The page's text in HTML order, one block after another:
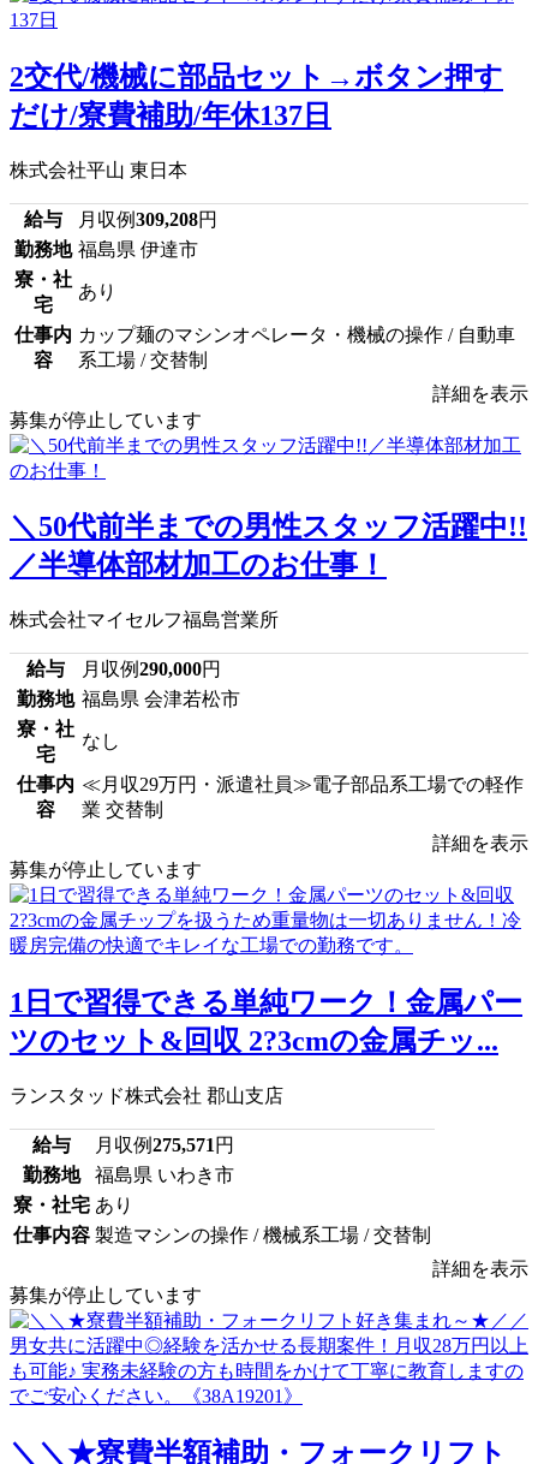
2交代/機械に部品セット→ボタン押す
だけ/寮費補助/年休137日
株式会社平山 東日本
給与 月収例309,208円
勤務地 福島県 伊達市
寮・社
宅
あり
仕事内
容
カップ麺のマシンオペレータ・機械の操作 / 自動車
系工場 / 交替制
詳細を表示
募集が停止しています
＼50代前半までの男性スタッフ活躍中!!
／半導体部材加工のお仕事！
株式会社マイセルフ福島営業所
給与 月収例290,000円
勤務地 福島県 会津若松市
寮・社
宅
なし
仕事内
容
≪月収29万円・派遣社員≫電子部品系工場での軽作
業 交替制
詳細を表示
募集が停止しています
1日で習得できる単純ワーク！金属パー
ツのセット&回収 2?3cmの金属チッ...
ランスタッド株式会社 郡山支店
給与 月収例275,571 円
勤務地
福島県 いわき市
寮・社宅 あり
仕事内容 製造マシンの操作 / 機械系工場 / 交替制
詳細を表示
募集が停止しています
＼＼★寮費半額補助・フォークリフト